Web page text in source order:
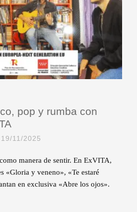
pop y rumba con
19/11/2025
manera de sentir. En ExVITA,
«Gloria y veneno», «Te estaré
en exclusiva «Abre los ojos».